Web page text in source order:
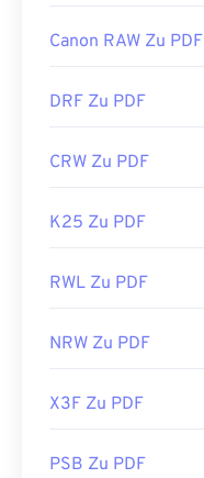
Canon RAW Zu PDF
DRF Zu PDF
CRW Zu PDF
K25 Zu PDF
RWL Zu PDF
NRW Zu PDF
X3F Zu PDF
PSB Zu PDF